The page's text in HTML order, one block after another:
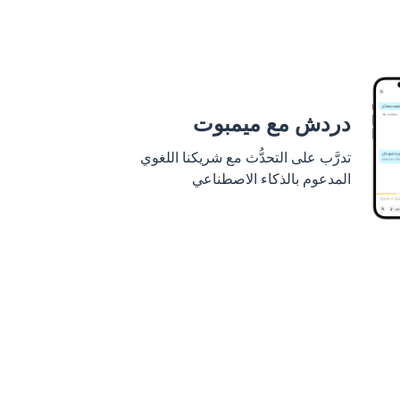
دردش مع ميمبوت
تدرَّب على التحدُّث مع شريكنا اللغوي
المدعوم بالذكاء الاصطناعي